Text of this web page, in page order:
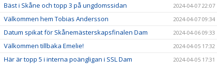
Bäst i Skåne och topp 3 på ungdomssidan 2024-04-07 22:07
Välkommen hem Tobias Andersson 2024-04-07 09:34
Datum spikat för Skånemästerskapsfinalen Dam 2024-04-06 09:33
Välkommen tillbaka Emelie! 2024-04-05 17:32
Här är topp 5 i interna poängligan i SSL Dam 2024-04-05 17:31